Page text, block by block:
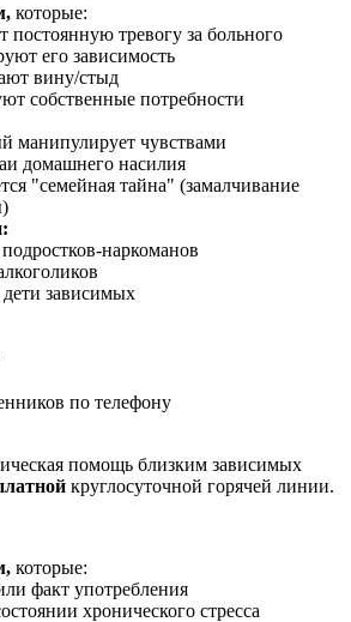
которые:
постоянную тревогу за больного
его зависимость
вину/стыд
собственные потребности
манипулирует чувствами
домашнего насилия
"семейная тайна" (замалчивание
наркоманов
зависимых
по телефону
помощь близким зависимых
круглосуточной горячей линии.
которые:
факт употребления
хронического стресса